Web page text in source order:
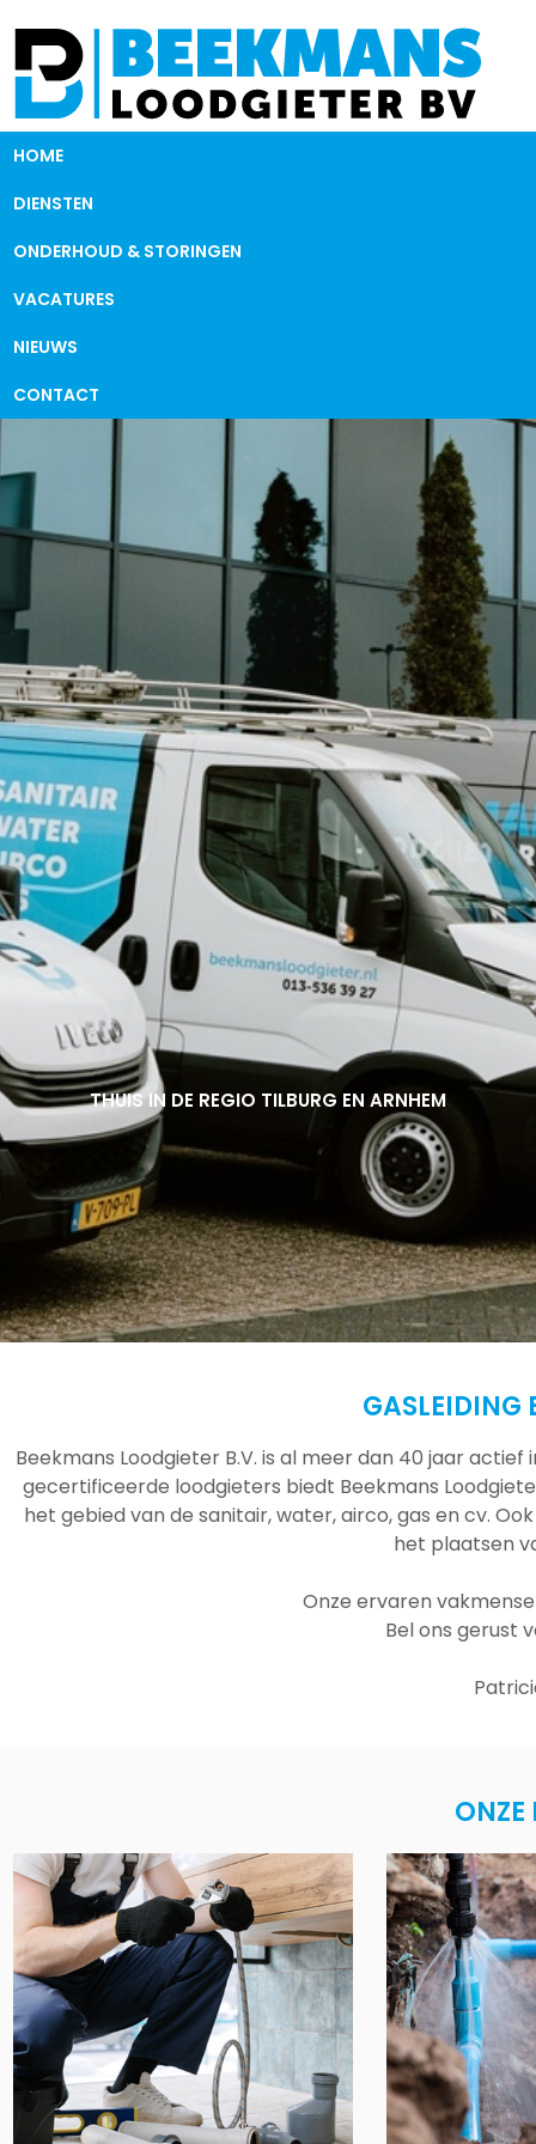
HOME
DIENSTEN
ONDERHOUD & STORINGEN
VACATURES
NIEUWS
CONTACT
THUIS IN DE REGIO TILBURG EN ARNHEM
THUIS IN DE REGIO TILBURG EN ARNHEM
THUIS IN DE REGIO TILBURG EN ARNHEM
GASLEIDING
Beekmans Loodgieter B.V. is al meer dan 40 jaar
gecertificeerde loodgieters biedt Beekmans
het gebied van de sanitair, water, airco, gas en cv.
het plaatsen
Onze ervaren
Bel ons gerust
ONZE